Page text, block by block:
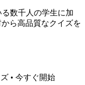
数千人の学生に加
ら高品質なクイズを
• 今すぐ開始